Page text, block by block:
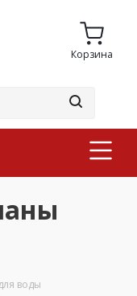
Корзина
воды